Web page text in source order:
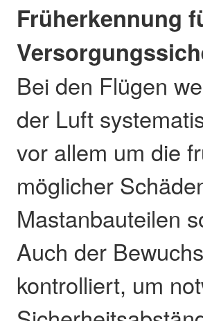
Früherkennung
Bei den Flügen
der Luft
vor allem um die
möglicher
Mastanbauteilen
Auch der
kontrolliert, um